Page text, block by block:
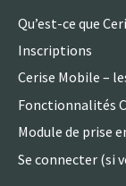
Qu’est-ce que
Inscriptions
Cerise Mobile –
Fonctionnalités
Module de prise
Se connecter (si